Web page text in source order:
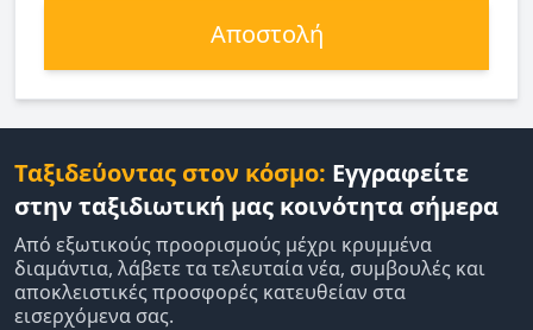
Αποστολή
Ταξιδεύοντας στον κόσμο: Εγγραφείτε
στην ταξιδιωτική μας κοινότητα σήμερα
Από εξωτικούς προορισμούς μέχρι κρυμμένα
διαμάντια, λάβετε τα τελευταία νέα, συμβουλές και
αποκλειστικές προσφορές κατευθείαν στα
εισερχόμενα σας.